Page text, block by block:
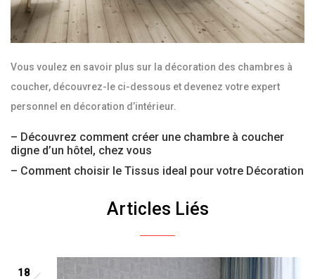
Vous voulez en savoir plus sur la décoration des chambres à
coucher, découvrez-le ci-dessous et devenez votre expert
personnel en décoration d’intérieur.
– Découvrez comment créer une chambre à coucher
digne d’un hôtel, chez vous
– Comment choisir le Tissus ideal pour votre Décoration
Articles Liés
18